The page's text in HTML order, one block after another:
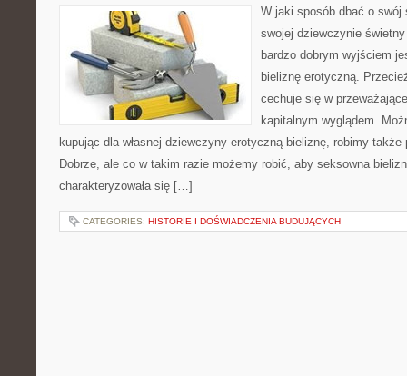
W jaki sposób dbać o
swojej dziewczynie
bardzo dobrym wyjściem
bieliznę erotyczną.
cechuje się w
kapitalnym wyglądem.
kupując dla własnej dziewczyny erotyczną bieliznę, robimy
Dobrze, ale co w takim razie możemy robić, aby seksowna
charakteryzowała się […]
CATEGORIES: HISTORIE I DOŚWIADCZENIA BUDUJĄCYCH